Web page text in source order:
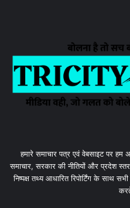
हमारे समाचार पत्र एवं वेबसाइट पर हम
समाचार, सरकार की नीतियों और प्रदेश
निष्पक्ष तथ्य आधारित रिपोर्टिंग के साथ